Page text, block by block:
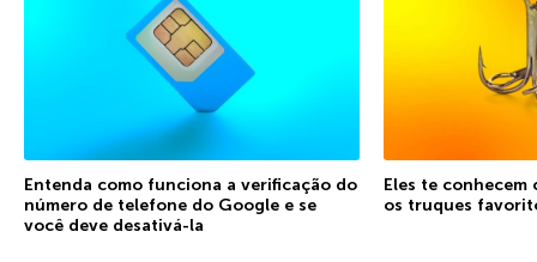
Entenda como funciona a verificação do
número de telefone do Google e se
você deve desativá-la
Eles te conhecem
os truques